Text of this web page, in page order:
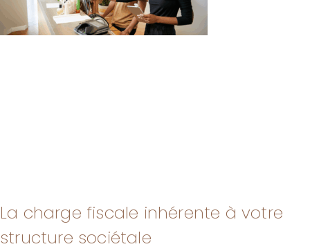
La charge fiscale inhérente à votre
structure sociétale